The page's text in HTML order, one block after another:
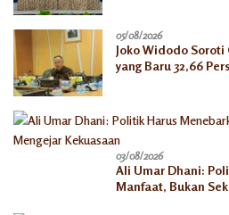
05/08/2026
Joko Widodo Soroti
yang Baru 32,66
03/08/2026
Ali Umar Dhani:
Manfaat, Bukan